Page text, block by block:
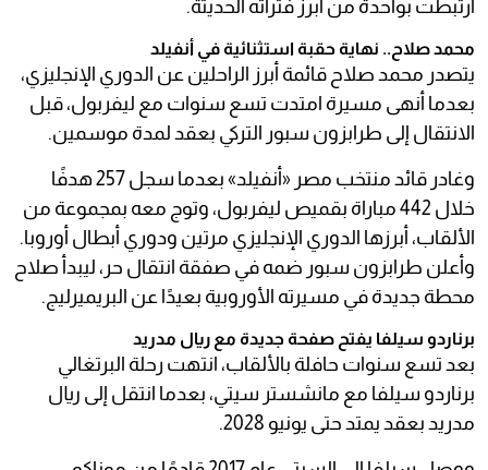
ارتبطت بواحدة من أبرز فتراته الحديثة.
محمد صلاح.. نهاية حقبة استثنائية في أنفيلد
يتصدر محمد صلاح قائمة أبرز الراحلين عن الدوري الإنجليزي،
بعدما أنهى مسيرة امتدت تسع سنوات مع ليفربول، قبل
الانتقال إلى طرابزون سبور التركي بعقد لمدة موسمين.
وغادر قائد منتخب مصر «أنفيلد» بعدما سجل 257 هدفًا
خلال 442 مباراة بقميص ليفربول، وتوج معه بمجموعة من
الألقاب، أبرزها الدوري الإنجليزي مرتين ودوري أبطال أوروبا.
وأعلن طرابزون سبور ضمه في صفقة انتقال حر، ليبدأ صلاح
محطة جديدة في مسيرته الأوروبية بعيدًا عن البريميرليج.
برناردو سيلفا يفتح صفحة جديدة مع ريال مدريد
بعد تسع سنوات حافلة بالألقاب، انتهت رحلة البرتغالي
برناردو سيلفا مع مانشستر سيتي، بعدما انتقل إلى ريال
مدريد بعقد يمتد حتى يونيو 2028.